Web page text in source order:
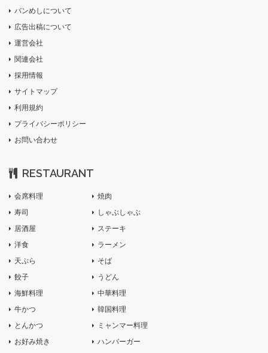
バンめしについて
広告出稿について
運営会社
関連会社
採用情報
サイトマップ
利用規約
プライバシーポリシー
お問い合わせ
RESTAURANT
会席料理
寿司
居酒屋
洋食
天ぷら
餃子
海鮮料理
牛かつ
とんかつ
お好み焼き
焼肉
しゃぶしゃぶ
ステーキ
ラーメン
そば
うどん
中華料理
韓国料理
ミャンマー料理
ハンバーガー